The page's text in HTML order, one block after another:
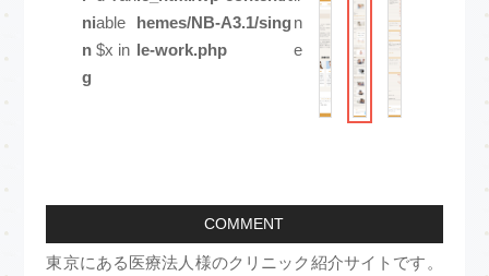
ni
n
g
able
$x in
hemes/NB-A3.1/sing
le-work.php
n
e
COMMENT
東京にある医療法人様のクリニック紹介サイトです。